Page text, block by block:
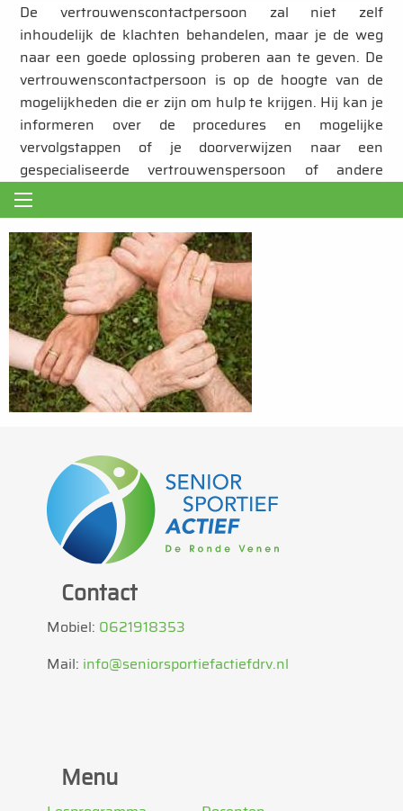
De vertrouwenscontactpersoon zal niet zelf
inhoudelijk de klachten behandelen, maar je de weg
naar een goede oplossing proberen aan te geven. De
vertrouwenscontactpersoon is op de hoogte van de
mogelijkheden die er zijn om hulp te krijgen. Hij kan je
informeren over de procedures en mogelijke
vervolgstappen of je doorverwijzen naar een
gespecialiseerde vertrouwenspersoon of andere
instantie.
Contact
Mobiel: 0621918353
Mail: info@seniorsportiefactiefdrv.nl
Menu